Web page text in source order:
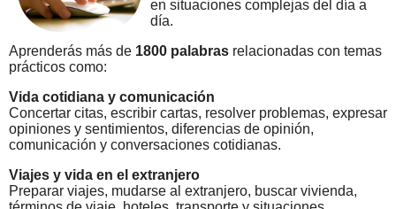
en situaciones complejas del día a
día.
Aprenderás más de 1800 palabras relacionadas con temas
prácticos como:
Vida cotidiana y comunicación
Concertar citas, escribir cartas, resolver problemas, expresar
opiniones y sentimientos, diferencias de opinión,
comunicación y conversaciones cotidianas.
Viajes y vida en el extranjero
Preparar viajes, mudarse al extranjero, buscar vivienda,